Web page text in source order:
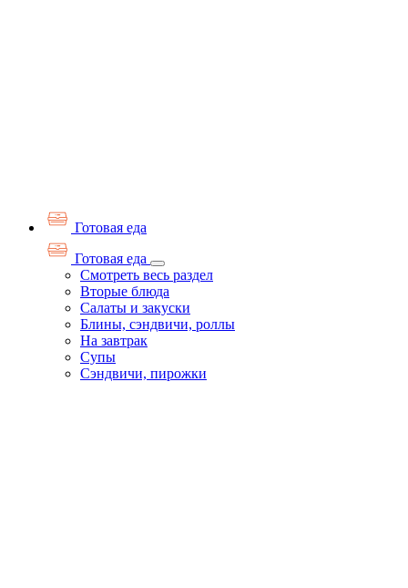
Готовая еда
Готовая еда
Смотреть весь раздел
Вторые блюда
Салаты и закуски
Блины, сэндвичи, роллы
На завтрак
Супы
Сэндвичи, пирожки